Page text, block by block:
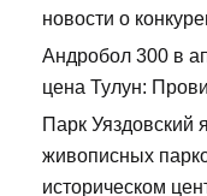
новости о
Андробол 300 в
цена Тулун:
Парк Уяздовский
живописных
историческом